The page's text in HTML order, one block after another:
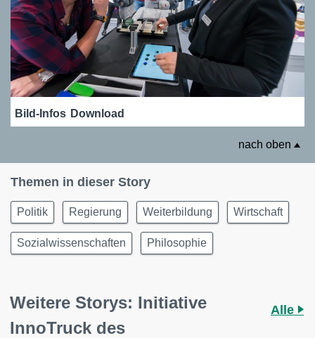
Bild-Infos Download
nach oben
Themen in dieser Story
Politik Regierung Weiterbildung Wirtschaft
Sozialwissenschaften Philosophie
Weitere Storys: Initiative
InnoTruck des
Alle